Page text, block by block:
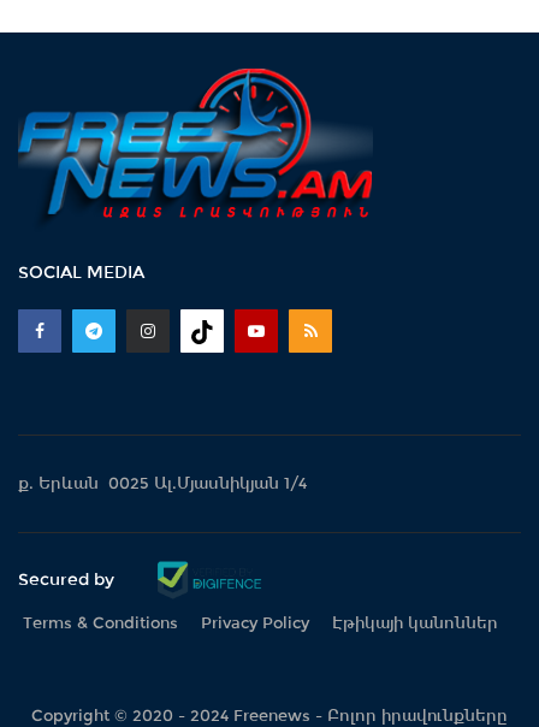
SOCIAL MEDIA
ք. Երևան 0025 Ալ.Մյասնիկյան 1/4
Secured by
Terms & Conditions Privacy Policy Էթիկայի կանոններ
Copyright © 2020 - 2024 Freenews - Բոլոր իրավունքները